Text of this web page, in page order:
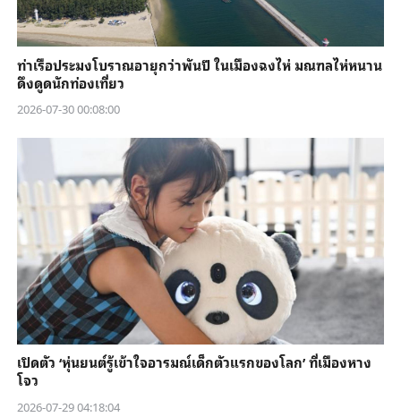
ท่าเรือประมงโบราณอายุกว่าพันปี ในเมืองฉงไห่ มณฑลไห่หนาน
ดึงดูดนักท่องเที่ยว
2026-07-30 00:08:00
เปิดตัว ‘หุ่นยนต์รู้เข้าใจอารมณ์เด็กตัวแรกของโลก’ ที่เมืองหาง
โจว
2026-07-29 04:18:04